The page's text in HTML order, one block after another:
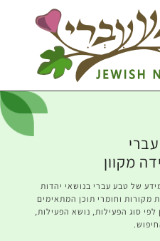
מקוון
של טבע עברי בנושאי יהדות
מקורות וחומרי תוכן המתאימים
סוג הפעילות, נושא הפעילות,